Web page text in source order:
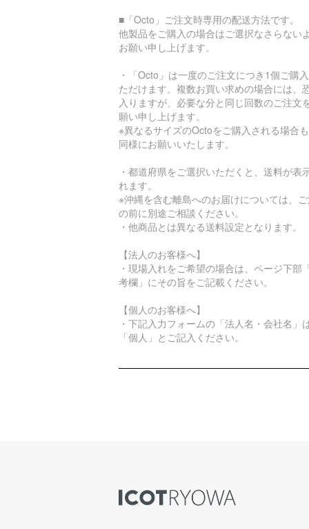
■「Octo」ご注文時専用の配送方法です。
他製品をご購入の場合はご選択なさらない
お願い申し上げます。
・「Octo」は一度のご注文につき1個ご購
ただけます。複数お買い求めの場合には、
入りますが、必要な分と同じ回数のご注文
願い申し上げます。
※異なるサイズのOctoをご購入される場合も
同様にお願いいたします。
・都道府県をご選択いただくと、送料が表
れます。
※沖縄を含む離島へのお届けについては、
の前に別途ご相談ください。
・他商品とは異なる送料設定となります。
【法人のお客様へ】
・現場入れをご希望の場合は、ページ下部
考欄」にその旨をご記載ください。
【個人のお客様へ】
・下記入力フォームの「法人名・会社名」は
「個人」とご記入ください。